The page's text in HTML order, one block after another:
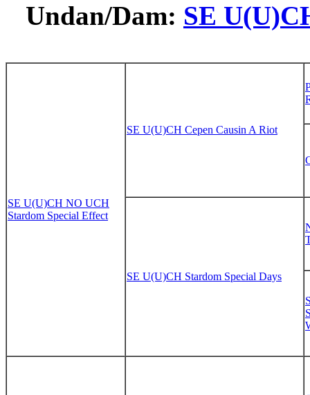
Undan/Dam: SE
SE U(U)CH NO UCH
Stardom Special Effect
SE U(U)CH Cepen Causin A Riot
SE U(U)CH Stardom Special Days